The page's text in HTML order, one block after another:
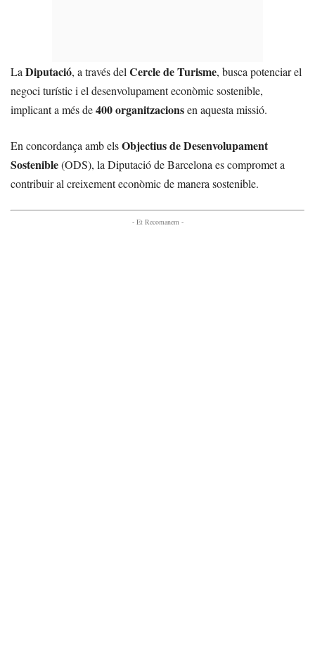
La Diputació, a través del Cercle de Turisme, busca potenciar el
negoci turístic i el desenvolupament econòmic sostenible,
implicant a més de400 organitzacionsen aquesta missió.
En concordança amb elsObjectius de Desenvolupament
Sostenible(ODS), la Diputació de Barcelona es compromet a
contribuir al creixement econòmic de manera sostenible.
- Et Recomanem -